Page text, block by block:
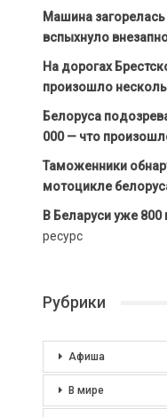
Машина
вспыхнуло
На дорогах
произошло
Белоруса
000 — что
Таможенники
мотоцикле
В Беларуси уже
ресурс
Рубрики
Афиша
В мире